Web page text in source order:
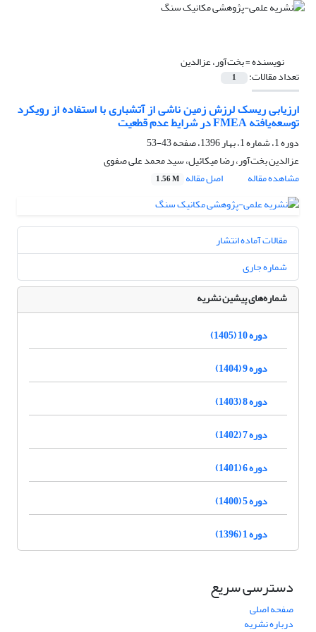
نویسنده =بخت‌آور، عزالدین
تعداد مقالات: 1
ارزیابی ریسک لرزش زمین ناشی از آتشباری با استفاده از رویکرد
توسعه‌یافته FMEA در شرایط عدم قطعیت
دوره 1، شماره 1، بهار 1396، صفحه
43-53
عزالدین بخت‌آور، رضا میکائیل، سید محمد علی صفوی
مشاهده مقاله
اصل مقاله 1.56 M
مقالات آماده انتشار
شماره جاری
شماره‌های پیشین نشریه
دوره 10 (1405)
دوره 9 (1404)
دوره 8 (1403)
دوره 7 (1402)
دوره 6 (1401)
دوره 5 (1400)
دوره 1 (1396)
دسترسی سریع
صفحه اصلی
درباره نشریه